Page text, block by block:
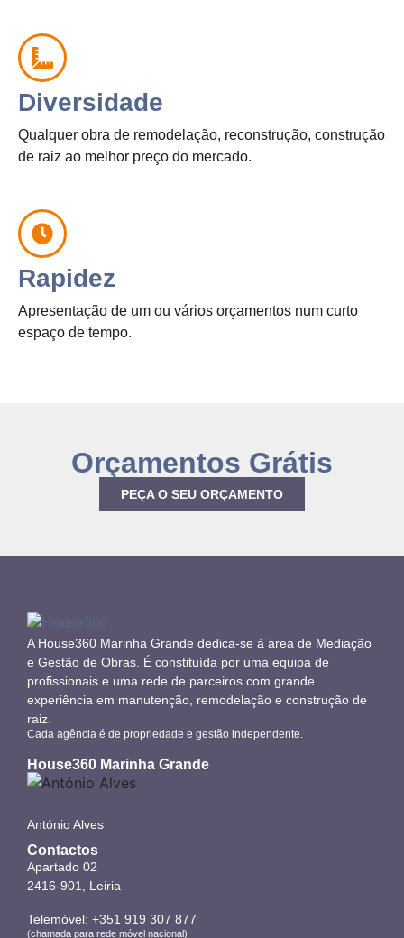
Diversidade
Qualquer obra de remodelação, reconstrução, construção
de raiz ao melhor preço do mercado.
Rapidez
Apresentação de um ou vários orçamentos num curto
espaço de tempo.
Orçamentos Grátis
PEÇA O SEU ORÇAMENTO
A House360 Marinha Grande dedica-se à área de Mediação
e Gestão de Obras. É constituída por uma equipa de
profissionais e uma rede de parceiros com grande
experiência em manutenção, remodelação e construção de
raiz.
Cada agência é de propriedade e gestão independente.
House360 Marinha Grande
António Alves
Contactos
Apartado 02
2416-901, Leiria
Telemóvel: +351 919 307 877
(chamada para rede móvel nacional)